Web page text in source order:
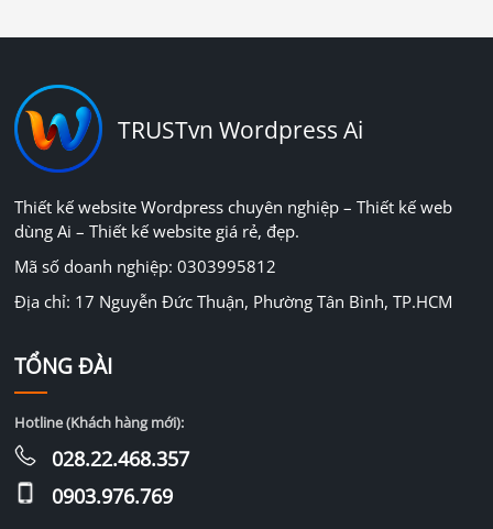
TRUSTvn Wordpress Ai
Thiết kế website Wordpress chuyên nghiệp – Thiết kế web
dùng Ai – Thiết kế website giá rẻ, đẹp.
Mã số doanh nghiệp: 0303995812
Địa chỉ: 17 Nguyễn Đức Thuận, Phường Tân Bình, TP.HCM
TỔNG ĐÀI
Hotline (Khách hàng mới):
028.22.468.357
0903.976.769